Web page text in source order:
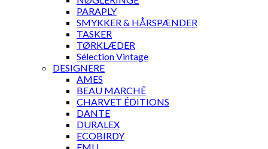
PARAPLY
SMYKKER & HÅRSPÆNDER
TASKER
TØRKLÆDER
Sélection Vintage
DESIGNERE
AMES
BEAU MARCHÉ
CHARVET ÉDITIONS
DANTE
DURALEX
ECOBIRDY